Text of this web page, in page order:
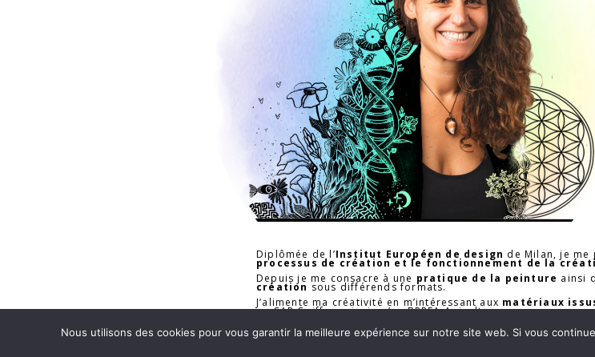
Diplômée de l’Institut Européen de design de Milan, je me
processus de création et le fonctionnement de la
Depuis je me consacre à une pratique de la peinture ainsi
création sous différends formats.
J’alimente ma créativité en m’intéressant aux matériaux
un CAP Coiffure ainsi qu’un BPREA Apiculture.
Je suis toujours
émerveillée de voir s’éveiller la
partager celle chez qui elle brille déjà.
↓ Message
Nous utilisons des cookies pour vous garantir la meilleure expérience sur notre site web. Si vous